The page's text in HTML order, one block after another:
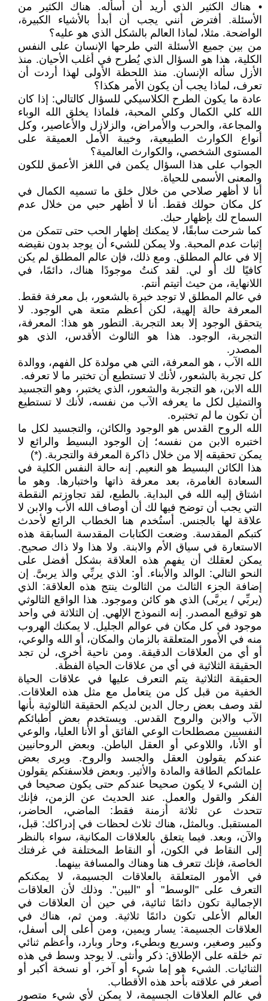
• هناك الكثير الذي أريد أن أسأله. هناك الكثير من
الأسئلة. أفترض أنني يجب أن أبدأ بالأشياء الكبيرة،
الواضحة. مثلا، لماذا العالم بالشكل الذي هو عليه؟
من بين جميع الأسئلة التي طرحها الإنسان على النفس
الكلية، هذا هو السؤال الذي يُطرح في أغلب الأحيان. منذ
الأزل سأله الإنسان. منذ اللحظة الأولى لهذا أردت أن
تعرف، لماذا يجب أن يكون الأمر هكذا؟
عادة ما يكون الطرح الكلاسيكي للسؤال كالتالي: إذا كان
الله كلي الكمال وكلي المحبة، فلماذا يخلق الله الوباء
والمجاعة، والحرب والأمراض، والزلازل والأعاصير، وكل
أنواع الكوارث الطبيعية، وخيبة الأمل العميقة على
المستوى الشخصي، والكوارث العالمية؟
الجواب على هذا السؤال يكمن في اللغز الأعمق للكون
والمعنى الأسمى للحياة.
أنا لا أظهر صلاحي من خلال خلق ما تسميه الكمال في
كل مكان حولك فقط. أنا لا أظهر حبي من خلال عدم
السماح لك بإظهار حبك.
كما شرحت سابقًا، لا يمكنك إظهار الحب حتى تتمكن من
إثبات عدم المحبة. ولا يمكن للشيء أن يوجد بدون نقيضه
إلا في عالم المطلق. ومع ذلك، فإن عالم المطلق لم يكن
كافيًا لك أو لي. لقد كنتُ موجودًا هناك، دائمًا، في
اللانهاية، من حيث أتيتم أنتم.
في عالم المطلق لا توجد خبرة بالشعور، بل معرفة فقط.
المعرفة حالة إلهية، لكن أعظم متعة هي الوجود. لا
يتحقق الوجود إلا بعد التجربة. التطور هو هذا: المعرفة،
التجربة، الوجود. هذا هو الثالوث الأقدس، الذي هو
المصدر.
الله الآب ، هو المعرفة، التي هي مولدة كل الفهم، ووالدة
كل تجربة بالشعور، لأنك لا تستطيع أن تختبر ما لا تعرفه.
الله الابن، هو التجربة والشعور، الذي يختبر، وهو التجسيد
والتمثيل لكل ما يعرفه الآب من نفسه، لأنك لا تستطيع
أن تكون ما لم تختبره.
الله الروح القدس هو الوجود والكائن، والتجسيد لكل ما
اختبره الابن من نفسه؛ إن الوجود البسيط والرائع لا
يمكن تحقيقه إلا من خلال ذاكرة المعرفة والتجربة. (*)
هذا الكائن البسيط هو النعيم. إنه حالة النفس الكلية في
السعادة الغامرة، بعد معرفة ذاتها واختبارها. وهو ما
اشتاق إليه الله في البداية. بالطبع، لقد تجاوزتم النقطة
التي يجب أن توضح فيها لك أن أوصاف الله الأب والابن لا
علاقة لها بالجنس. أستُخدم هنا الخطاب الرائع لأحدث
كتبكم المقدسة. وضعت الكتابات المقدسة السابقة هذه
الاستعارة في سياق الأم والابنة. ولا هذا ولا ذاك صحيح.
يمكن لعقلك أن يفهم هذه العلاقة بشكل أفضل على
النحو التالي: الوالد والأبناء. أو: الذي يربِّي والذ يربىَّ. إن
إضافة الجزء الثالث من الثالوث ينتج هذه العلاقة: الذي
(يربِّي / يربَّى) الذي هو كائن وموجود. هذا الواقع الثالوثي
هو توقيع المصدر. إنه النموذج الإلهي. إن الثلاثة في واحد
موجود في كل مكان في عوالم الجليل. لا يمكنك الهروب
منه في الأمور المتعلقة بالزمان والمكان، أو الله والوعي،
أو أي من العلاقات الدقيقة. ومن ناحية أخرى، لن تجد
الحقيقة الثلاثية في أي من علاقات الحياة الفظّة.
الحقيقة الثلاثية يتم التعرف عليها في علاقات الحياة
الخفية من قبل كل من يتعامل مع مثل هذه العلاقات.
لقد وصف بعض رجال الدين لديكم الحقيقة الثالوثية بأنها
الآب والابن والروح القدس. ويستخدم بعض أطبائكم
النفسيين مصطلحات الوعي الفائق أو الأنا العليا، والوعي
أو الأنا، واللاوعي أو العقل الباطن. وبعض الروحانيين
عندكم يقولون العقل والجسد والروح. ويرى بعض
علمائكم الطاقة والمادة والأثير. وبعض فلاسفتكم يقولون
إن الشيء لا يكون صحيحا عندكم حتى يكون صحيحا في
الفكر والقول والعمل. عند الحديث عن الزمن، فإنك
تتحدث عن ثلاثة أزمنة فقط: الماضي، الحاضر،
المستقبل. وبالمثل، هناك ثلاث لحظات في إدراكك: قبل،
والآن، وبعد. فيما يتعلق بالعلاقات المكانية، سواء بالنظر
إلى النقاط في الكون، أو النقاط المختلفة في غرفتك
الخاصة، فإنك تتعرف هنا وهناك والمسافة بينهما.
في الأمور المتعلقة بالعلاقات الجسيمة، لا يمكنكم
التعرف على "الوسط" أو "البين". وذلك لأن العلاقات
الإجمالية تكون دائمًا ثنائية، في حين أن العلاقات في
العالم الأعلى تكون دائمًا ثلاثية. ومن ثم، هناك في
العلاقات الجسيمة: يسار ويمين، ومن أعلى إلى أسفل،
وكبير وصغير، وسريع وبطيء، وحار وبارد، وأعظم ثنائي
تم خلقه على الإطلاق: ذكر وأنثى. لا يوجد وسط في هذه
الثنائيات. الشيء هو إما شيء أو آخر، أو نسخة أكبر أو
أصغر في علاقته بأحد هذه الأقطاب.
في عالم العلاقات الجسيمة، لا يمكن لأي شيء متصور